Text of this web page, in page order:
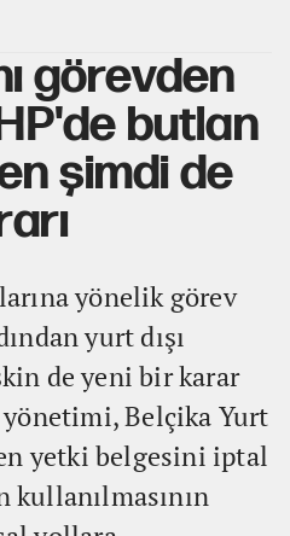
görevden
butlan
şimdi de
yönelik görev
yurt dışı
de yeni bir karar
yönetimi, Belçika Yurt
yetki belgesini iptal
kullanılmasının